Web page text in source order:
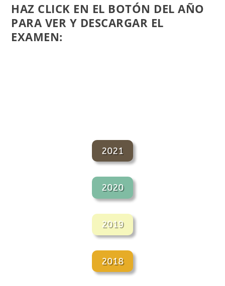
HAZ CLICK EN EL BOTÓN DEL AÑO
PARA VER Y DESCARGAR EL
EXAMEN:
2021
2020
2019
2018